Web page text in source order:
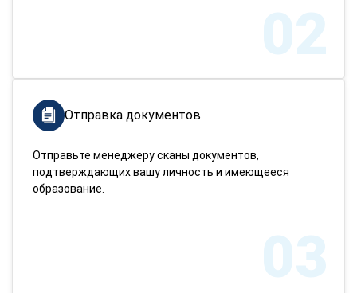
02
Отправка документов
Отправьте менеджеру сканы документов,
подтверждающих вашу личность и имеющееся
образование.
03